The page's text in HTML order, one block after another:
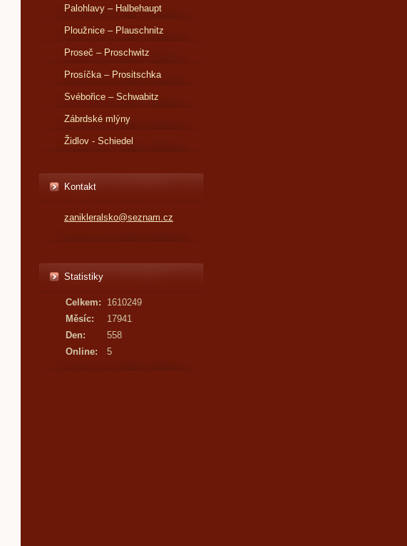
Palohlavy – Halbehaupt
Ploužnice – Plauschnitz
Proseč – Proschwitz
Prosíčka – Prositschka
Svébořice – Schwabitz
Zábrdské mlýny
Židlov - Schiedel
Kontakt
zanikleralsko@seznam.cz
Statistiky
Online: 5
Celkem:
1610249
Měsíc:
17941
Den:
558